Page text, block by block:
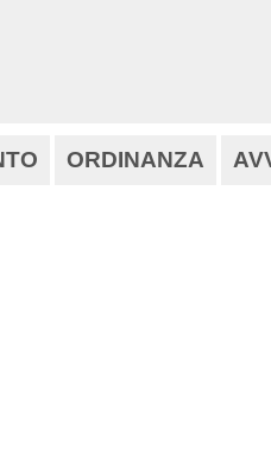
ORDINANZA